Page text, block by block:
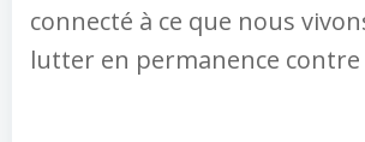
connecté à ce que nous
lutter en permanence contre